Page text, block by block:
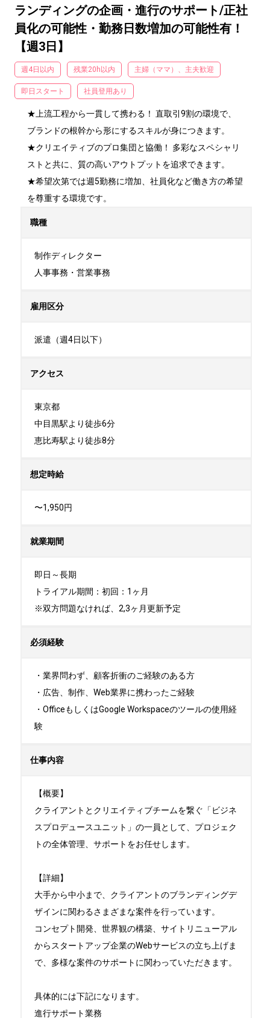
ランディングの企画・進行のサポート/正社
員化の可能性・勤務日数増加の可能性有！
【週3日】
週4日以内 残業20h以内 主婦（ママ）、主夫歓迎
即日スタート 社員登用あり
★上流工程から一貫して携わる！ 直取引9割の環境で、
ブランドの根幹から形にするスキルが身につきます。
★クリエイティブのプロ集団と協働！ 多彩なスペシャリ
ストと共に、質の高いアウトプットを追求できます。
★希望次第では週5勤務に増加、社員化など働き方の希望
を尊重する環境です。
職種
制作ディレクター
人事事務・営業事務
雇用区分
派遣（週4日以下）
アクセス
東京都
中目黒駅より徒歩6分
恵比寿駅より徒歩8分
想定時給
〜1,950円
就業期間
即日～長期
トライアル期間：初回：1ヶ月
※双方問題なければ、2,3ヶ月更新予定
必須経験
・業界問わず、顧客折衝のご経験のある方
・広告、制作、Web業界に携わったご経験
・OfficeもしくはGoogle Workspaceのツールの使用経
験
仕事内容
【概要】
クライアントとクリエイティブチームを繋ぐ「ビジネ
スプロデュースユニット」の一員として、プロジェク
トの全体管理、サポートをお任せします。
【詳細】
大手から中小まで、クライアントのブランディングデ
ザインに関わるさまざまな案件を行っています。
コンセプト開発、世界観の構築、サイトリニューアル
からスタートアップ企業のWebサービスの立ち上げま
で、多様な案件のサポートに関わっていただきます。
具体的には下記になります。
進行サポート業務